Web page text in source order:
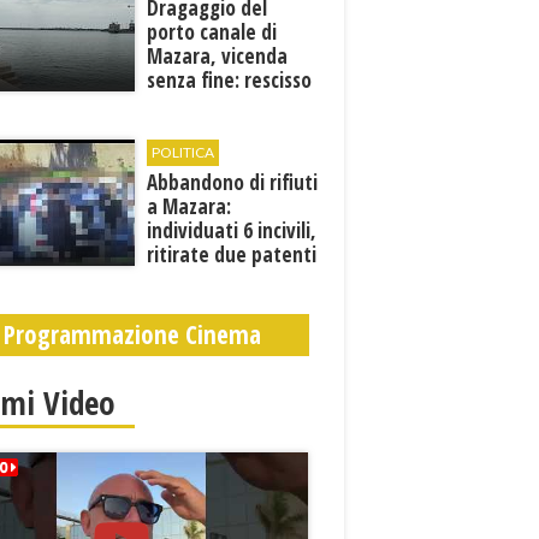
Dragaggio del
porto canale di
Mazara, vicenda
senza fine: rescisso
POLITICA
Abbandono di rifiuti
a Mazara:
individuati 6 incivili,
ritirate due patenti
Programmazione Cinema
Video